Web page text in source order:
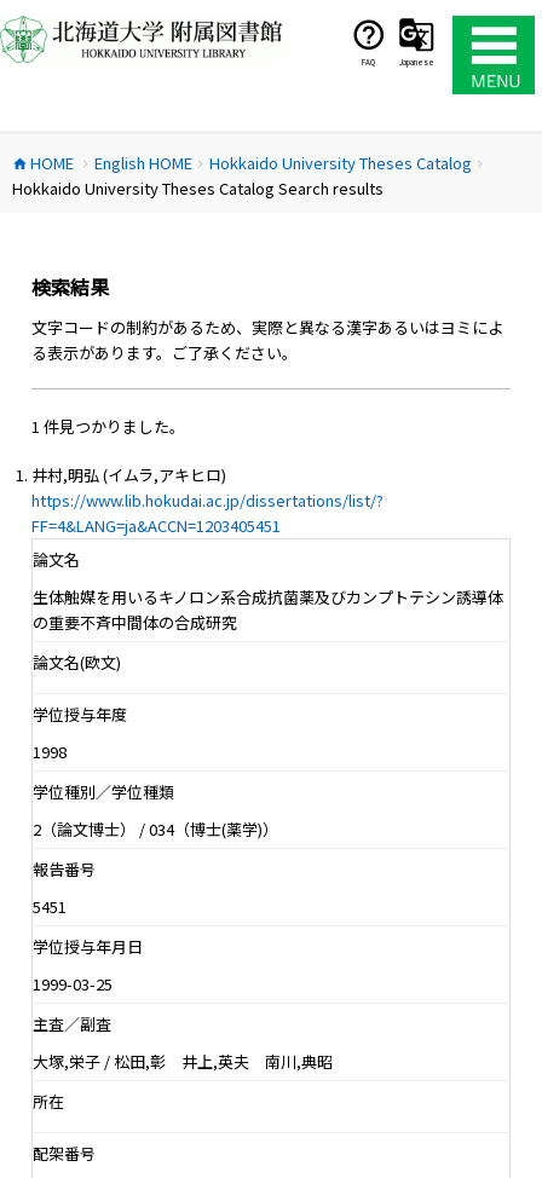
ン
テ
ス
キ
FAQ Japanese
home HOME chevron_right English HOMEchevron_right Hokkaido University Theses Catalog chevron_right
Hokkaido University Theses Catalog Search results
検索結果
文字コードの制約があるため、実際と異なる漢字あるいはヨミによ
る表示があります。ご了承ください。
1 件見つかりました。
井村,明弘 (イムラ,アキヒロ)
https://www.lib.hokudai.ac.jp/dissertations/list/?
FF=4&LANG=ja&ACCN=1203405451
論文名
生体触媒を用いるキノロン系合成抗菌薬及びカンプトテシン誘導体
の重要不斉中間体の合成研究
論文名(欧文)
学位授与年度
1998
学位種別／学位種類
2（論文博士） / 034（博士(薬学)）
報告番号
5451
学位授与年月日
1999-03-25
主査／副査
大塚,栄子 / 松田,彰 井上,英夫 南川,典昭
所在
配架番号